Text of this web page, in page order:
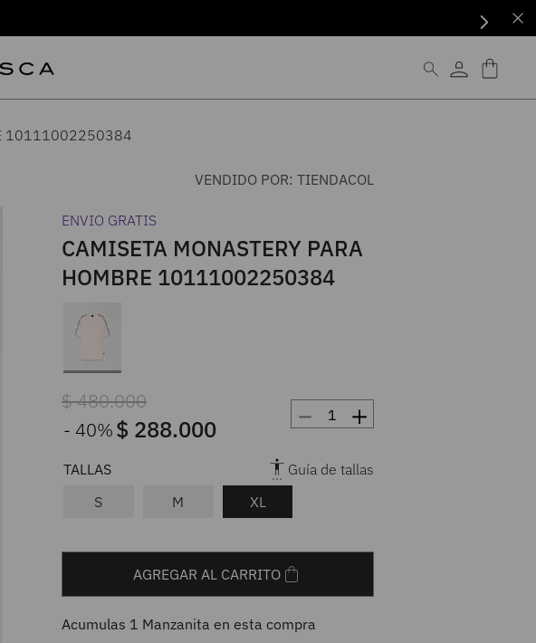
10111002250384
VENDIDO POR:TIENDACOL
ENVIO GRATIS
CAMISETA MONASTERY PARA
HOMBRE 10111002250384
$480.000
40%$ 288.000 ＋
－
M
S XL
Guía de tallas
AGREGAR AL CARRITO
Acumulas 1 Manzanita en esta compra